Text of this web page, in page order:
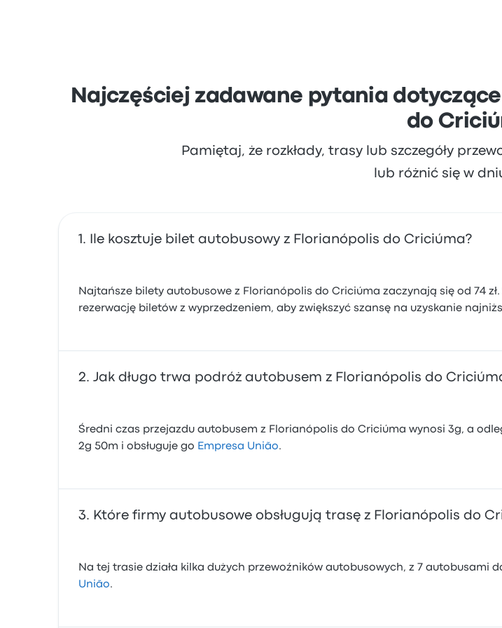
Najczęściej zadawane pytania
do
Pamiętaj, że rozkłady, trasy lub szczegóły
lub różnić się w
Ile kosztuje bilet autobusowy z Florianópolis do Criciúma?
Najtańsze bilety autobusowe z Florianópolis do Criciúma zaczynają się od 74
rezerwację biletów z wyprzedzeniem, aby zwiększyć szansę na uzyskanie
Jak długo trwa podróż autobusem z Florianópolis do
Średni czas przejazdu autobusem z Florianópolis do Criciúma wynosi 3g, a
2g 50m i obsługuje go Empresa União.
Które firmy autobusowe obsługują trasę z Florianópolis do
Na tej trasie działa kilka dużych przewoźników autobusowych, z 7 autobusami
União.